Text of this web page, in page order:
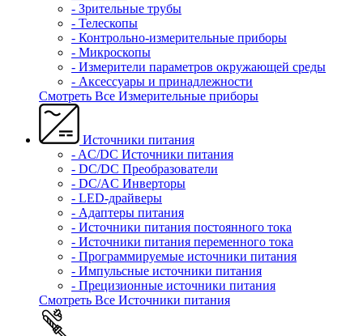
- Зрительные трубы
- Телескопы
- Контрольно-измерительные приборы
- Микроскопы
- Измерители параметров окружающей среды
- Аксессуары и принадлежности
Смотреть Все Измерительные приборы
Источники питания
- AC/DC Источники питания
- DC/DC Преобразователи
- DC/AC Инверторы
- LED-драйверы
- Адаптеры питания
- Источники питания постоянного тока
- Источники питания переменного тока
- Программируемые источники питания
- Импульсные источники питания
- Прецизионные источники питания
Смотреть Все Источники питания